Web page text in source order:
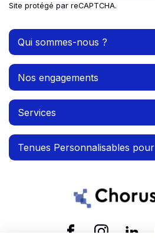
Site protégé par reCAPTCHA.
Qui sommes-nous ?
Nos engagements
Services
Tenues Personnalisables pour